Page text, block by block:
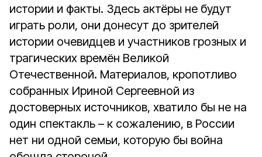
истории и факты. Здесь актёры не будут
играть роли, они донесут до зрителей
истории очевидцев и участников грозных и
трагических времён Великой
Отечественной. Материалов, кропотливо
собранных Ириной Сергеевной из
достоверных источников, хватило бы не на
один спектакль – к сожалению, в России
нет ни одной семьи, которую бы война